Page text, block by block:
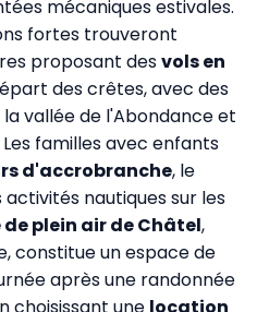
mécaniques estivales.
fortes trouveront
proposant desvols en
des crêtes, avec des
vallée de l'Abondance et
familles avec enfants
d'accrobranche, le
activités nautiques sur les
plein air de Châtel,
constitue un espace de
après une randonnée
choisissant une location